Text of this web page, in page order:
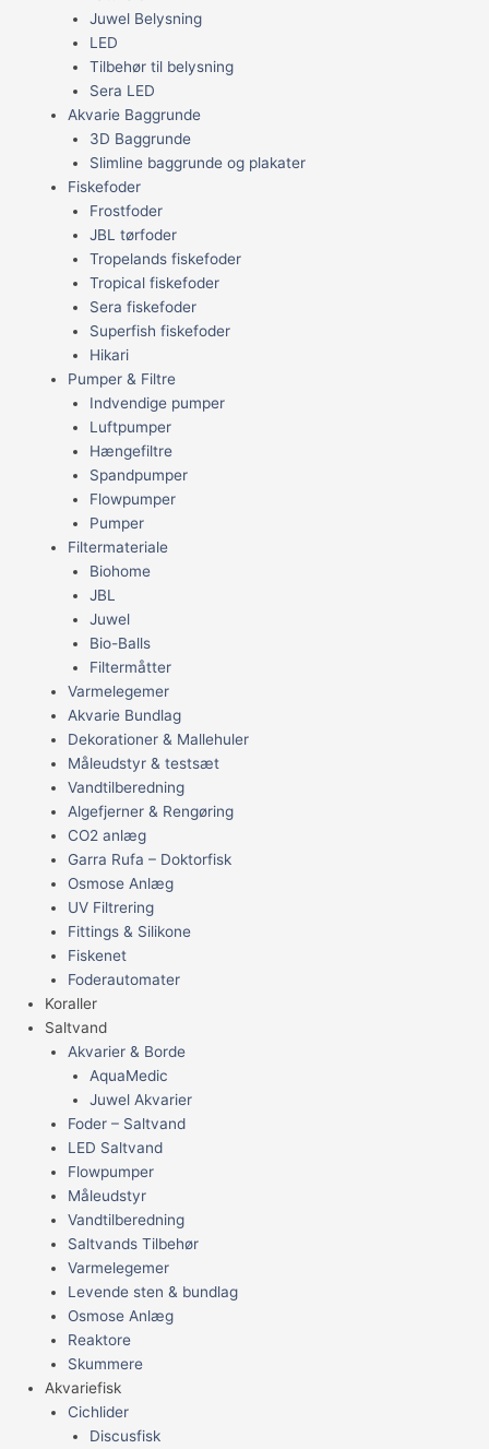
Juwel Belysning
LED
Tilbehør til belysning
Sera LED
Akvarie Baggrunde
3D Baggrunde
Slimline baggrunde og plakater
Fiskefoder
Frostfoder
JBL tørfoder
Tropelands fiskefoder
Tropical fiskefoder
Sera fiskefoder
Superfish fiskefoder
Hikari
Pumper & Filtre
Indvendige pumper
Luftpumper
Hængefiltre
Spandpumper
Flowpumper
Pumper
Filtermateriale
Biohome
JBL
Juwel
Bio-Balls
Filtermåtter
Varmelegemer
Akvarie Bundlag
Dekorationer & Mallehuler
Måleudstyr & testsæt
Vandtilberedning
Algefjerner & Rengøring
CO2 anlæg
Garra Rufa – Doktorfisk
Osmose Anlæg
UV Filtrering
Fittings & Silikone
Fiskenet
Foderautomater
Koraller
Saltvand
Akvarier & Borde
AquaMedic
Juwel Akvarier
Foder – Saltvand
LED Saltvand
Flowpumper
Måleudstyr
Vandtilberedning
Saltvands Tilbehør
Varmelegemer
Levende sten & bundlag
Osmose Anlæg
Reaktore
Skummere
Akvariefisk
Cichlider
Discusfisk